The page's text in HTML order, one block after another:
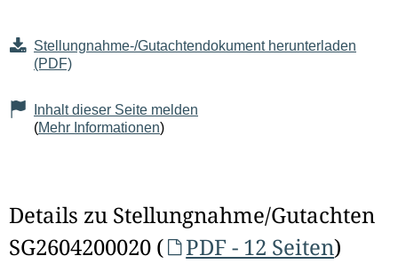
Stellungnahme-/Gutachtendokument herunterladen
(PDF)
Inhalt dieser Seite melden
(Mehr Informationen)
Details zu Stellungnahme/Gutachten
SG2604200020 (
PDF - 12 Seiten)